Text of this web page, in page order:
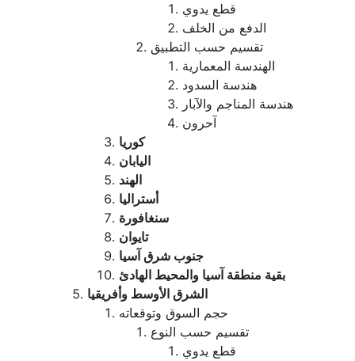
قطع يدوي
الدفع من الخلف
تقسيم حسب التطبيق
الهندسة المعمارية
هندسة السدود
هندسة المناجم والآبار
آحرون
كوريا
اليابان
الهند
أستراليا
سنغافورة
تايوان
جنوب شرق آسيا
بقية منطقة آسيا والمحيط الهادئ
الشرق الأوسط وأفريقيا
حجم السوق وتوقعاته
تقسيم حسب النوع
قطع يدوي